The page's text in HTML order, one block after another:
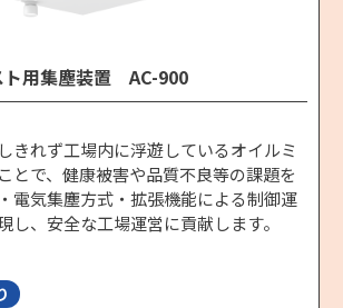
ト用集塵装置 AC-900
きれず工場内に浮遊しているオイルミ
とで、健康被害や品質不良等の課題を
電気集塵方式・拡張機能による制御運
し、安全な工場運営に貢献します。